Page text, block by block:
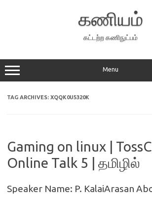
கணியம்
கட்டற்ற கணிநுட்பம்
Menu
TAG ARCHIVES: XQQK0U5320K
Gaming on linux |
Online Talk 5 | தமிழில்
Speaker Name: P. KalaiArasan